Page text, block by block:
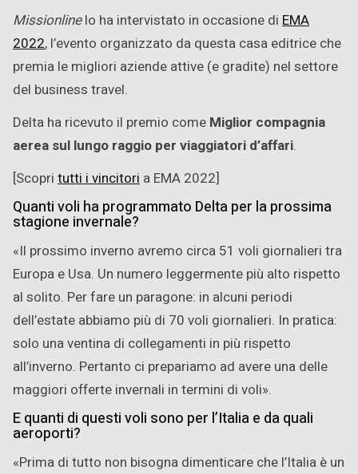
Missionlinelo ha intervistato in occasione di EMA
2022, l’evento organizzato da questa casa editrice che
premia le migliori aziende attive (e gradite) nel settore
del business travel.
Delta ha ricevuto il premio come Miglior compagnia
aerea sul lungo raggio per viaggiatori d’affari.
[Scopri tutti i vincitori a EMA 2022]
Quanti voli ha programmato Delta per la prossima
stagione invernale?
«Il prossimo inverno avremo circa 51 voli giornalieri tra
Europa e Usa. Un numero leggermente più alto rispetto
al solito. Per fare un paragone: in alcuni periodi
dell’estate abbiamo più di 70 voli giornalieri. In pratica:
solo una ventina di collegamenti in più rispetto
all’inverno. Pertanto ci prepariamo ad avere una delle
maggiori offerte invernali in termini di voli».
E quanti di questi voli sono per l’Italia e da quali
aeroporti?
«Prima di tutto non bisogna dimenticare che l’Italia è un